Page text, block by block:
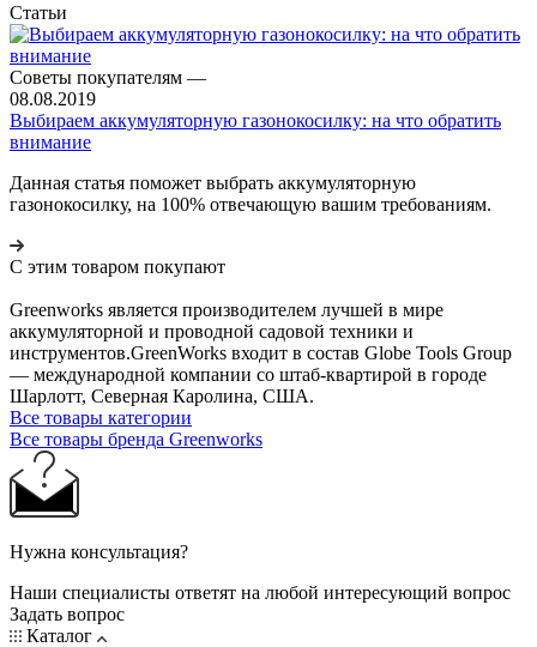
Статьи
Советы покупателям —
08.08.2019
Выбираем аккумуляторную газонокосилку: на что обратить
внимание
Данная статья поможет выбрать аккумуляторную
газонокосилку, на 100% отвечающую вашим требованиям.
С этим товаром покупают
Greenworks является производителем лучшей в мире
аккумуляторной и проводной садовой техники и
инструментов.GreenWorks входит в состав Globe Tools Group
— международной компании со штаб-квартирой в городе
Шарлотт, Северная Каролина, США.
Все товары категории
Все товары бренда Greenworks
Нужна консультация?
Наши специалисты ответят на любой интересующий вопрос
Задать вопрос
Каталог